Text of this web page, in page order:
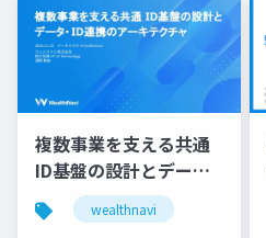
ーム
複数事業を支える共通
ID基盤の設計とデー
タ・ID連携のアーキテ
クチャ
wealthnavi